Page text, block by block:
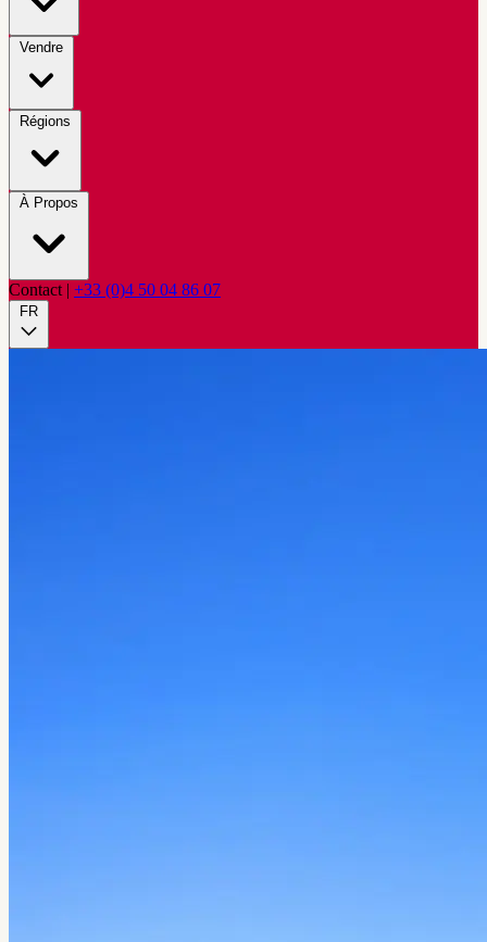
Vendre
Régions
À Propos
Contact | +33 (0)4 50 04 86 07
FR